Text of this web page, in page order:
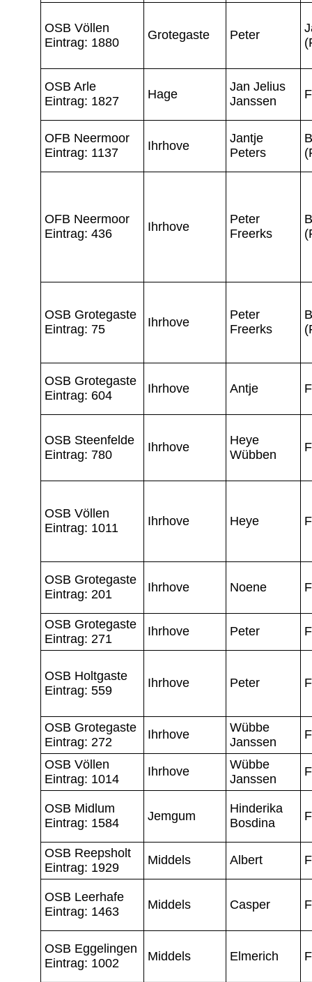
OSB Völlen
Eintrag: 1880
Grotegaste Peter
OSB Arle
Eintrag: 1827
Hage
Jan Jelius
Janssen
OFB Neermoor
Eintrag: 1137
Ihrhove
Jantje
Peters
OFB Neermoor
Eintrag: 436
Ihrhove
Peter
Freerks
OSB Grotegaste
Eintrag: 75
Ihrhove
Peter
Freerks
OSB Grotegaste
Eintrag: 604
Ihrhove Antje
OSB Steenfelde
Eintrag: 780
Ihrhove
Heye
Wübben
OSB Völlen
Eintrag: 1011
Ihrhove Heye
OSB Grotegaste
Eintrag: 201
Ihrhove Noene
OSB Grotegaste
Eintrag: 271
Ihrhove Peter
OSB Holtgaste
Eintrag: 559
Ihrhove Peter
OSB Grotegaste
Eintrag: 272
Ihrhove
Wübbe
Janssen
OSB Völlen
Eintrag: 1014
Ihrhove
Wübbe
Janssen
OSB Midlum
Eintrag: 1584
Jemgum
Hinderika
Bosdina
OSB Reepsholt
Eintrag: 1929
Middels Albert
OSB Leerhafe
Eintrag: 1463
Middels Casper
OSB Eggelingen
Eintrag: 1002
Middels Elmerich